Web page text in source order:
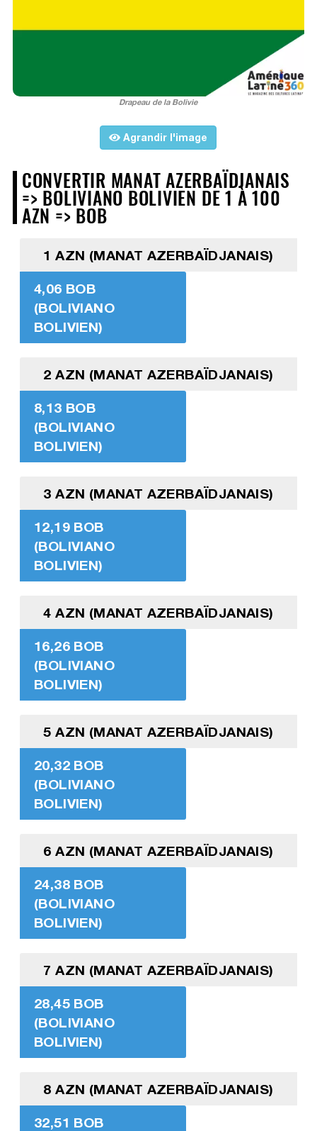
Drapeau de la Bolivie
Agrandir l'image
CONVERTIR MANAT AZERBAÏDJANAIS
=> BOLIVIANO BOLIVIEN DE 1 À 100
AZN => BOB
1 AZN (MANAT AZERBAÏDJANAIS)
4,06 BOB
(BOLIVIANO
BOLIVIEN)
2 AZN (MANAT AZERBAÏDJANAIS)
8,13 BOB
(BOLIVIANO
BOLIVIEN)
3 AZN (MANAT AZERBAÏDJANAIS)
12,19 BOB
(BOLIVIANO
BOLIVIEN)
4 AZN (MANAT AZERBAÏDJANAIS)
16,26 BOB
(BOLIVIANO
BOLIVIEN)
5 AZN (MANAT AZERBAÏDJANAIS)
20,32 BOB
(BOLIVIANO
BOLIVIEN)
6 AZN (MANAT AZERBAÏDJANAIS)
24,38 BOB
(BOLIVIANO
BOLIVIEN)
7 AZN (MANAT AZERBAÏDJANAIS)
28,45 BOB
(BOLIVIANO
BOLIVIEN)
8 AZN (MANAT AZERBAÏDJANAIS)
32,51 BOB